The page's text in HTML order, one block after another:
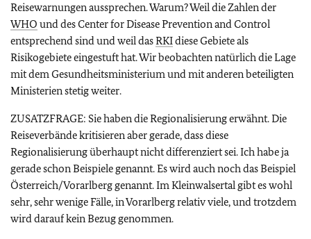
Reisewarnungen aussprechen. Warum? Weil die Zahlen der
WHO und desCenter for Disease Prevention and Control
entsprechend sind und weil dasRKIdiese Gebiete als
Risikogebiete eingestuft hat. Wir beobachten natürlich die Lage
mit dem Gesundheitsministerium und mit anderen beteiligten
Ministerien stetig weiter.
ZUSATZFRAGE: Sie haben die Regionalisierung erwähnt. Die
Reiseverbände kritisieren aber gerade, dass diese
Regionalisierung überhaupt nicht differenziert sei. Ich habe ja
gerade schon Beispiele genannt. Es wird auch noch das Beispiel
Österreich/Vorarlberg genannt. Im Kleinwalsertal gibt es wohl
sehr, sehr wenige Fälle, in Vorarlberg relativ viele, und trotzdem
wird darauf kein Bezug genommen.